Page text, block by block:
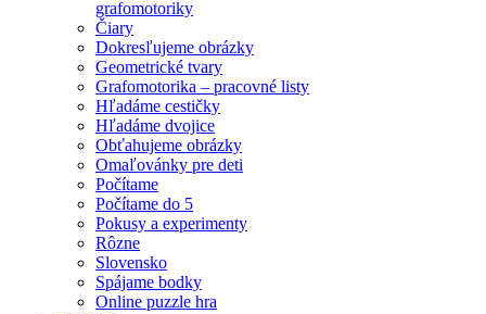
grafomotoriky
Čiary
Dokresľujeme obrázky
Geometrické tvary
Grafomotorika – pracovné listy
Hľadáme cestičky
Hľadáme dvojice
Obťahujeme obrázky
Omaľovánky pre deti
Počítame
Počítame do 5
Pokusy a experimenty
Rôzne
Slovensko
Spájame bodky
Online puzzle hra